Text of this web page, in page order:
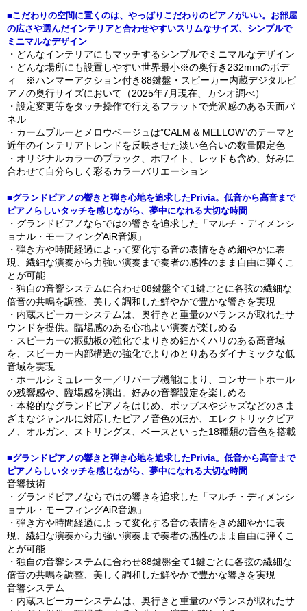
■こだわりの空間に置くのは、やっぱりこだわりのピアノがいい。お部屋
の広さや選んだインテリアと合わせやすいスリムなサイズ、シンプルで
ミニマルなデザイン
・どんなインテリアにもマッチするシンプルでミニマルなデザイン
・どんな場所にも設置しやすい世界最小※の奥行き232mmのボデ
ィ ※ハンマーアクション付き88鍵盤・スピーカー内蔵デジタルピ
アノの奥行サイズにおいて（2025年7月現在、カシオ調べ）
・設定変更等をタッチ操作で行えるフラットで光沢感のある天面パ
ネル
・カームブルーとメロウベージュは”CALM & MELLOW"のテーマと
近年のインテリアトレンドを反映させた淡い色合いの数量限定色
・オリジナルカラーのブラック、ホワイト、レッドも含め、好みに
合わせて自分らしく彩るカラーバリエーション
■グランドピアノの響きと弾き心地を追求したPrivia。低音から高音まで
ピアノらしいタッチを感じながら、夢中になれる大切な時間
・グランドピアノならではの響きを追求した「マルチ・ディメンシ
ョナル・モーフィングAiR音源」
・弾き方や時間経過によって変化する音の表情をきめ細やかに表
現、繊細な演奏から力強い演奏まで奏者の感性のまま自由に弾くこ
とが可能
・独自の音響システムに合わせ88鍵盤全て1鍵ごとに各弦の繊細な
倍音の共鳴を調整、美しく調和した鮮やかで豊かな響きを実現
・内蔵スピーカーシステムは、奥行きと重量のバランスが取れたサ
ウンドを提供。臨場感のある心地よい演奏が楽しめる
・スピーカーの振動板の強化でよりきめ細かくハリのある高音域
を、スピーカー内部構造の強化でよりゆとりあるダイナミックな低
音域を実現
・ホールシミュレーター／リバーブ機能により、コンサートホール
の残響感や、臨場感を演出。好みの音響設定を楽しめる
・本格的なグランドピアノをはじめ、ポップスやジャズなどのさま
ざまなジャンルに対応したピアノ音色のほか、エレクトリックピア
ノ、オルガン、ストリングス、ベースといった18種類の音色を搭載
■グランドピアノの響きと弾き心地を追求したPrivia。低音から高音まで
ピアノらしいタッチを感じながら、夢中になれる大切な時間
音響技術
・グランドピアノならではの響きを追求した「マルチ・ディメンシ
ョナル・モーフィングAiR音源」
・弾き方や時間経過によって変化する音の表情をきめ細やかに表
現、繊細な演奏から力強い演奏まで奏者の感性のまま自由に弾くこ
とが可能
・独自の音響システムに合わせ88鍵盤全て1鍵ごとに各弦の繊細な
倍音の共鳴を調整、美しく調和した鮮やかで豊かな響きを実現
音響システム
・内蔵スピーカーシステムは、奥行きと重量のバランスが取れたサ